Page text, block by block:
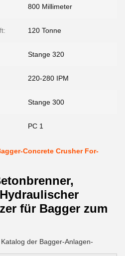
800 Millimeter
120 Tonne
Stange 320
220-280 IPM
Stange 300
PC 1
Concrete Crusher For-
für Bagger zum
der Bagger-Anlagen-